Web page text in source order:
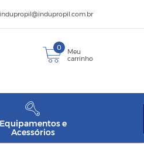
indupropil@indupropil.com.br
0
Meu
carrinho
Equipamentos e
Acessórios